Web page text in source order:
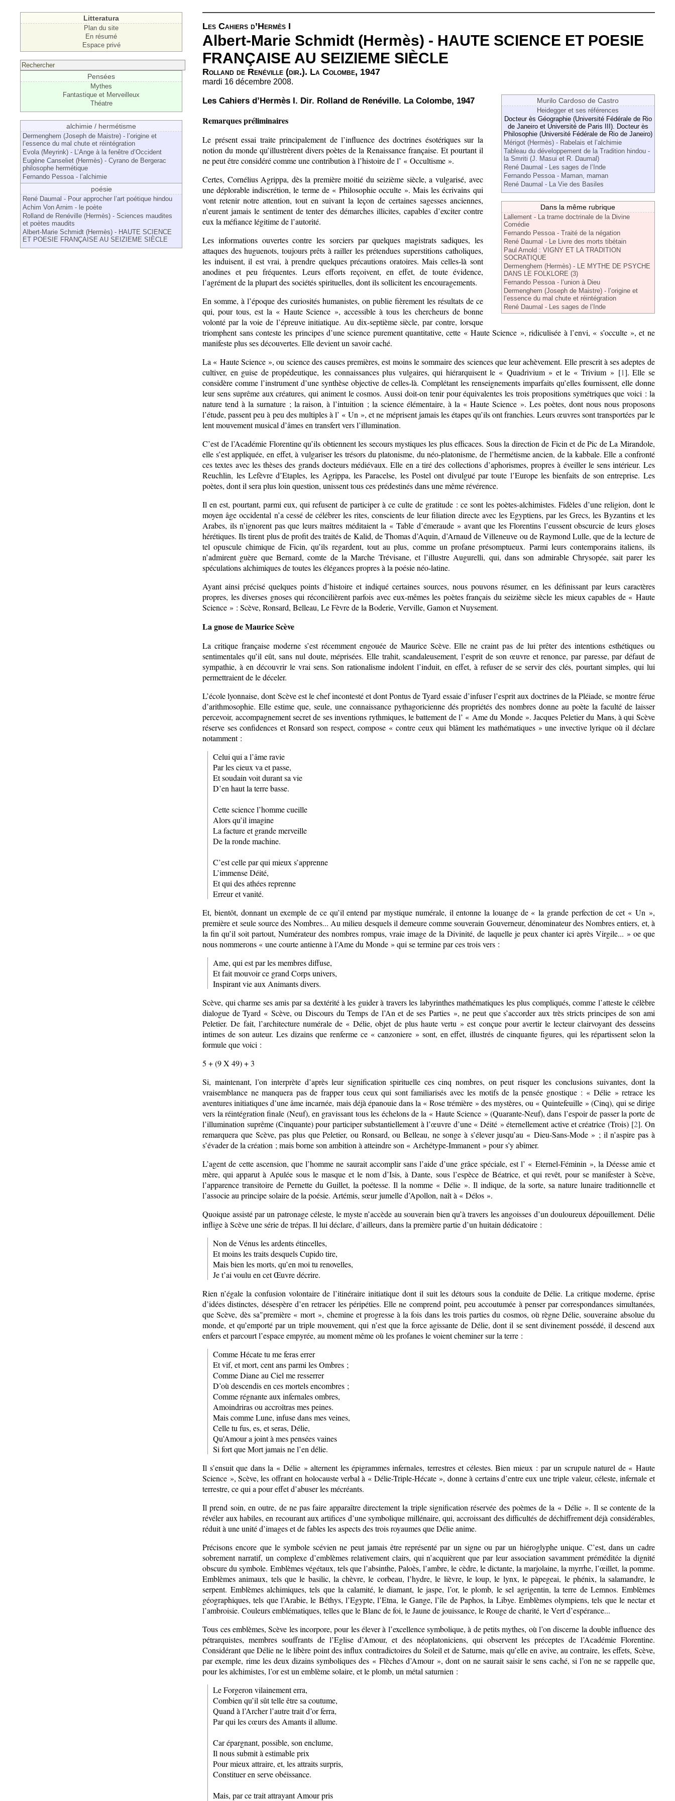
Litteratura
Plan du site
En résumé
Espace privé
Pensées
Mythes
Fantastique et Merveilleux
Théatre
alchimie / hermétisme
Dermenghem (Joseph de Maistre) - l’origine et
l’essence du mal chute et réintégration
Evola (Meyrink) - L’Ange à la fenêtre d’Occident
Eugène Canseliet (Hermès) - Cyrano de Bergerac
philosophe hermétique
Fernando Pessoa - l’alchimie
poésie
René Daumal - Pour approcher l’art poétique hindou
Achim Von Arnim - le poète
Rolland de Renéville (Hermès) - Sciences maudites
et poètes maudits
Albert-Marie Schmidt (Hermès) - HAUTE SCIENCE
ET POESIE FRANÇAISE AU SEIZIEME SIÈCLE
Les Cahiers d’Hermès I
Albert-Marie Schmidt (Hermès) - HAUTE SCIENCE ET POESIE
FRANÇAISE AU SEIZIEME SIÈCLE
Rolland de Renéville (dir.). La Colombe, 1947
mardi 16 décembre 2008.
Murilo Cardoso de Castro
Heidegger et ses références
Docteur ès Géographie (Université Fédérale de Rio
de Janeiro et Université de Paris III). Docteur ès
Philosophie (Université Fédérale de Rio de Janeiro)
Mérigot (Hermès) - Rabelais et l’alchimie
Tableau du développement de la Tradition hindou -
la Smriti (J. Masui et R. Daumal)
René Daumal - Les sages de l’Inde
Fernando Pessoa - Maman, maman
René Daumal - La Vie des Basiles
Dans la même rubrique
Lallement - La trame doctrinale de la Divine
Comédie
Fernando Pessoa - Traité de la négation
René Daumal - Le Livre des morts tibétain
Paul Arnold : VIGNY ET LA TRADITION
SOCRATIQUE
Dermenghem (Hermès) - LE MYTHE DE PSYCHE
DANS LE FOLKLORE (3)
Fernando Pessoa - l’union à Dieu
Dermenghem (Joseph de Maistre) - l’origine et
l’essence du mal chute et réintégration
René Daumal - Les sages de l’Inde
Les Cahiers d’Hermès I. Dir. Rolland de Renéville. La Colombe, 1947
Remarques préliminaires
Le présent essai traite principalement de l’influence des doctrines ésotériques sur la
notion du monde qu’illustrèrent divers poètes de la Renaissance française. Et pourtant il
ne peut être considéré comme une contribution à l’histoire de l’ « Occultisme ».
Certes, Cornélius Agrippa, dès la première moitié du seizième siècle, a vulgarisé, avec
une déplorable indiscrétion, le terme de « Philosophie occulte ». Mais les écrivains qui
vont retenir notre attention, tout en suivant la leçon de certaines sagesses anciennes,
n’eurent jamais le sentiment de tenter des démarches illicites, capables d’exciter contre
eux la méfiance légitime de l’autorité.
Les informations ouvertes contre les sorciers par quelques magistrats sadiques, les
attaques des huguenots, toujours prêts à railler les prétendues superstitions catholiques,
les induisent, il est vrai, à prendre quelques précautions oratoires. Mais celles-là sont
anodines et peu fréquentes. Leurs efforts reçoivent, en effet, de toute évidence,
l’agrément de la plupart des sociétés spirituelles, dont ils sollicitent les encouragements.
En somme, à l’époque des curiosités humanistes, on publie fièrement les résultats de ce
qui, pour tous, est la « Haute Science », accessible à tous les chercheurs de bonne
volonté par la voie de l’épreuve initiatique. Au dix-septième siècle, par contre, lorsque
triomphent sans conteste les principes d’une science purement quantitative, cette « Haute Science », ridiculisée à l’envi, « s’occulte », et ne
manifeste plus ses découvertes. Elle devient un savoir caché.
La « Haute Science », ou science des causes premières, est moins le sommaire des sciences que leur achèvement. Elle prescrit à ses adeptes de
cultiver, en guise de propédeutique, les connaissances plus vulgaires, qui hiérarquisent le « Quadrivium » et le « Trivium » [1]. Elle se
considère comme l’instrument d’une synthèse objective de celles-là. Complétant les renseignements imparfaits qu’elles fournissent, elle donne
leur sens suprême aux créatures, qui animent le cosmos. Aussi doit-on tenir pour équivalentes les trois propositions symétriques que voici : la
nature tend à la surnature ; la raison, à l’intuition ; la science élémentaire, à la « Haute Science ». Les poètes, dont nous nous proposons
l’étude, passent peu à peu des multiples à l’ « Un », et ne méprisent jamais les étapes qu’ils ont franchies. Leurs œuvres sont transportées par le
lent mouvement musical d’âmes en transfert vers l’illumination.
C’est de l’Académie Florentine qu’ils obtiennent les secours mystiques les plus efficaces. Sous la direction de Ficin et de Pic de La Mirandole,
elle s’est appliquée, en effet, à vulgariser les trésors du platonisme, du néo-platonisme, de l’hermétisme ancien, de la kabbale. Elle a confronté
ces textes avec les thèses des grands docteurs médiévaux. Elle en a tiré des collections d’aphorismes, propres à éveiller le sens intérieur. Les
Reuchlin, les Lefèvre d’Etaples, les Agrippa, les Paracelse, les Postel ont divulgué par toute l’Europe les bienfaits de son entreprise. Les
poètes, dont il sera plus loin question, unissent tous ces prédestinés dans une même révérence.
Il en est, pourtant, parmi eux, qui refusent de participer à ce culte de gratitude : ce sont les poètes-alchimistes. Fidèles d’une religion, dont le
moyen âge occidental n’a cessé de célébrer les rites, conscients de leur filiation directe avec les Egyptiens, par les Grecs, les Byzantins et les
Arabes, ils n’ignorent pas que leurs maîtres méditaient la « Table d’émeraude » avant que les Florentins l’eussent obscurcie de leurs gloses
hérétiques. Ils tirent plus de profit des traités de Kalid, de Thomas d’Aquin, d’Arnaud de Villeneuve ou de Raymond Lulle, que de la lecture de
tel opuscule chimique de Ficin, qu’ils regardent, tout au plus, comme un profane présomptueux. Parmi leurs contemporains italiens, ils
n’admirent guère que Bernard, comte de la Marche Trévisane, et l’illustre Augurelli, qui, dans son admirable Chrysopée, sait parer les
spéculations alchimiques de toutes les élégances propres à la poésie néo-latine.
Ayant ainsi précisé quelques points d’histoire et indiqué certaines sources, nous pouvons résumer, en les définissant par leurs caractères
propres, les diverses gnoses qui réconcilièrent parfois avec eux-mêmes les poètes français du seizième siècle les mieux capables de « Haute
Science » : Scève, Ronsard, Belleau, Le Fèvre de la Boderie, Verville, Gamon et Nuysement.
La gnose de Maurice Scève
La critique française moderne s’est récemment engouée de Maurice Scève. Elle ne craint pas de lui prêter des intentions esthétiques ou
sentimentales qu’il eût, sans nul doute, méprisées. Elle trahit, scandaleusement, l’esprit de son œuvre et renonce, par paresse, par défaut de
sympathie, à en découvrir le vrai sens. Son rationalisme indolent l’induit, en effet, à refuser de se servir des clés, pourtant simples, qui lui
permettraient de le déceler.
L’école lyonnaise, dont Scève est le chef incontesté et dont Pontus de Tyard essaie d’infuser l’esprit aux doctrines de la Pléiade, se montre férue
d’arithmosophie. Elle estime que, seule, une connaissance pythagoricienne dés propriétés des nombres donne au poète la faculté de laisser
percevoir, accompagnement secret de ses inventions rythmiques, le battement de l’ « Ame du Monde ». Jacques Peletier du Mans, à qui Scève
réserve ses confidences et Ronsard son respect, compose « contre ceux qui blâment les mathématiques » une invective lyrique où il déclare
notamment :
Celui qui a l’âme ravie
Par les cieux va et passe,
Et soudain voit durant sa vie
D’en haut la terre basse.
Cette science l’homme cueille
Alors qu’il imagine
La facture et grande merveille
De la ronde machine.
C’est celle par qui mieux s’apprenne
L’immense Déité,
Et qui des athées reprenne
Erreur et vanité.
Et, bientôt, donnant un exemple de ce qu’il entend par mystique numérale, il entonne la louange de « la grande perfection de cet « Un »,
première et seule source des Nombres... Au milieu desquels il demeure comme souverain Gouverneur, dénominateur des Nombres entiers, et, à
la fin qu’il soit partout, Numérateur des nombres rompus, vraie image de la Divinité, de laquelle je peux chanter ici après Virgile... » oe que
nous nommerons « une courte antienne à l’Ame du Monde » qui se termine par ces trois vers :
Ame, qui est par les membres diffuse,
Et fait mouvoir ce grand Corps univers,
Inspirant vie aux Animants divers.
Scève, qui charme ses amis par sa dextérité à les guider à travers les labyrinthes mathématiques les plus compliqués, comme l’atteste le célèbre
dialogue de Tyard « Scève, ou Discours du Temps de l’An et de ses Parties », ne peut que s’accorder aux très stricts principes de son ami
Peletier. De fait, l’architecture numérale de « Délie, objet de plus haute vertu » est conçue pour avertir le lecteur clairvoyant des desseins
intimes de son auteur. Les dizains que renferme ce « canzoniere » sont, en effet, illustrés de cinquante figures, qui les répartissent selon la
formule que voici :
5 + (9 X 49) + 3
Si, maintenant, l’on interprète d’après leur signification spirituelle ces cinq nombres, on peut risquer les conclusions suivantes, dont la
vraisemblance ne manquera pas de frapper tous ceux qui sont familiarisés avec les motifs de la pensée gnostique : « Délie » retrace les
aventures initiatiques d’une âme incarnée, mais déjà épanouie dans la « Rose trémière » des mystères, ou « Quintefeuille » (Cinq), qui se dirige
vers la réintégration finale (Neuf), en gravissant tous les échelons de la « Haute Science » (Quarante-Neuf), dans l’espoir de passer la porte de
l’illumination suprême (Cinquante) pour participer substantiellement à l’œuvre d’une « Déité » éternellement active et créatrice (Trois) [2]. On
remarquera que Scève, pas plus que Peletier, ou Ronsard, ou Belleau, ne songe à s’élever jusqu’au « Dieu-Sans-Mode » ; il n’aspire pas à
s’évader de la création ; mais borne son ambition à atteindre son « Archétype-Immanent » pour s’y abîmer.
L’agent de cette ascension, que l’homme ne saurait accomplir sans l’aide d’une grâce spéciale, est l’ « Eternel-Féminin », la Déesse amie et
mère, qui apparut à Apulée sous le masque et le nom d’Isis, à Dante, sous l’espèce de Béatrice, et qui revêt, pour se manifester à Scève,
l’apparence transitoire de Pernette du Guillet, la poétesse. Il la nomme « Délie ». Il indique, de la sorte, sa nature lunaire traditionnelle et
l’associe au principe solaire de la poésie. Artémis, sœur jumelle d’Apollon, naît à « Délos ».
Quoique assisté par un patronage céleste, le myste n’accède au souverain bien qu’à travers les angoisses d’un douloureux dépouillement. Délie
inflige à Scève une série de trépas. Il lui déclare, d’ailleurs, dans la première partie d’un huitain dédicatoire :
Non de Vénus les ardents étincelles,
Et moins les traits desquels Cupido tire,
Mais bien les morts, qu’en moi tu renovelles,
Je t’ai voulu en cet Œuvre décrire.
Rien n’égale la confusion volontaire de l’itinéraire initiatique dont il suit les détours sous la conduite de Délie. La critique moderne, éprise
d’idées distinctes, désespère d’en retracer les péripéties. Elle ne comprend point, peu accoutumée à penser par correspondances simultanées,
que Scève, dès sa"première « mort », chemine et progresse à la fois dans les trois parties du cosmos, où règne Délie, souveraine absolue du
monde, et qu’emporté par un triple mouvement, qui n’est que la force agissante de Délie, dont il se sent divinement possédé, il descend aux
enfers et parcourt l’espace empyrée, au moment même où les profanes le voient cheminer sur la terre :
Comme Hécate tu me feras errer
Et vif, et mort, cent ans parmi les Ombres ;
Comme Diane au Ciel me resserrer
D’où descendis en ces mortels encombres ;
Comme régnante aux infernales ombres,
Amoindriras ou accroîtras mes peines.
Mais comme Lune, infuse dans mes veines,
Celle tu fus, es, et seras, Délie,
Qu’Amour a joint à mes pensées vaines
Si fort que Mort jamais ne l’en délie.
Il s’ensuit que dans la « Délie » alternent les épigrammes infernales, terrestres et célestes. Bien mieux : par un scrupule naturel de « Haute
Science », Scève, les offrant en holocauste verbal à « Délie-Triple-Hécate », donne à certains d’entre eux une triple valeur, céleste, infernale et
terrestre, ce qui a pour effet d’abuser les mécréants.
Il prend soin, en outre, de ne pas faire apparaître directement la triple signification réservée des poèmes de la « Délie ». Il se contente de la
révéler aux habiles, en recourant aux artifices d’une symbolique millénaire, qui, accroissant des difficultés de déchiffrement déjà considérables,
réduit à une unité d’images et de fables les aspects des trois royaumes que Délie anime.
Précisons encore que le symbole scévien ne peut jamais être représenté par un signe ou par un hiéroglyphe unique. C’est, dans un cadre
sobrement narratif, un complexe d’emblèmes relativement clairs, qui n’acquièrent que par leur association savamment préméditée la dignité
obscure du symbole. Emblèmes végétaux, tels que l’absinthe, Paloès, l’ambre, le cèdre, le dictante, la marjolaine, la myrrhe, l’œillet, la pomme.
Emblèmes animaux, tels que le basilic, la chèvre, le corbeau, l’hydre, le lièvre, le loup, le lynx, le pàpegeai, le phénix, la salamandre, le
serpent. Emblèmes alchimiques, tels que la calamité, le diamant, le jaspe, l’or, le plomb, le sel agrigentin, la terre de Lemnos. Emblèmes
géographiques, tels que l’Arabie, le Béthys, l’Egypte, l’Etna, le Gange, l’île de Paphos, la Libye. Emblèmes olympiens, tels que le nectar et
l’ambroisie. Couleurs emblématiques, telles que le Blanc de foi, le Jaune de jouissance, le Rouge de charité, le Vert d’espérance...
Tous ces emblèmes, Scève les incorpore, pour les élever à l’excellence symbolique, à de petits mythes, où l’on discerne la double influence des
pétrarquistes, membres souffrants de l’Eglise d’Amour, et des néoplatoniciens, qui observent les préceptes de l’Académie Florentine.
Considérant que Délie ne le libère point des influx contradictoires du Soleil et de Saturne, mais qu’elle en avive, au contraire, les effets, Scève,
par exemple, rime les deux dizains symboliques des « Flèches d’Amour », dont on ne saurait saisir le sens caché, si l’on ne se rappelle que,
pour les alchimistes, l’or est un emblème solaire, et le plomb, un métal saturnien :
Le Forgeron vilainement erra,
Combien qu’il sût telle être sa coutume,
Quand à l’Archer l’autre trait d’or ferra,
Par qui les cœurs des Amants il allume.
Car épargnant, possible, son enclume,
Il nous submit à estimable prix
Pour mieux attraire, et, les attraits surpris,
Constituer en serve obéissance.
Mais, par ce trait attrayant Amour pris